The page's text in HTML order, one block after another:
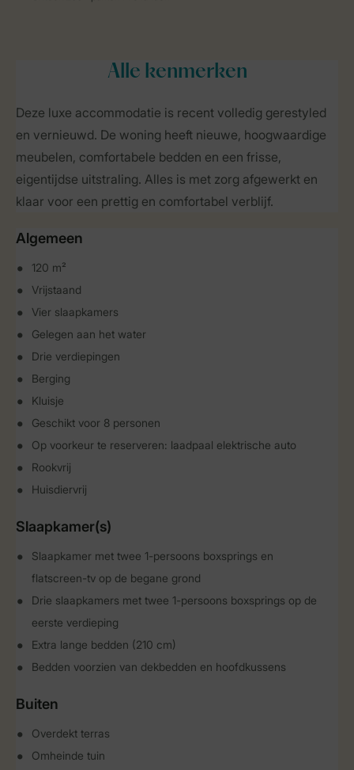
Alle kenmerken
Deze luxe accommodatie is recent volledig gerestyled
en vernieuwd. De woning heeft nieuwe, hoogwaardige
meubelen, comfortabele bedden en een frisse,
eigentijdse uitstraling. Alles is met zorg afgewerkt en
klaar voor een prettig en comfortabel verblijf.
Algemeen
120 m²
Vrijstaand
Vier slaapkamers
Gelegen aan het water
Drie verdiepingen
Berging
Kluisje
Geschikt voor 8 personen
Op voorkeur te reserveren: laadpaal elektrische auto
Rookvrij
Huisdiervrij
Slaapkamer(s)
Slaapkamer met twee 1-persoons boxsprings en
flatscreen-tv op de begane grond
Drie slaapkamers met twee 1-persoons boxsprings op de
eerste verdieping
Extra lange bedden (210 cm)
Bedden voorzien van dekbedden en hoofdkussens
Buiten
Overdekt terras
Omheinde tuin